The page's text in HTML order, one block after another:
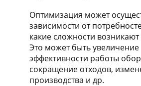
Оптимизация может
зависимости от
какие сложности
Это может быть увеличение
эффективности работы
сокращение отходов,
производства и др.